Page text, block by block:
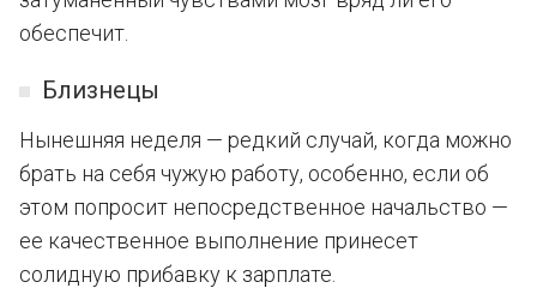
обеспечит.
Близнецы
Нынешняя неделя — редкий случай, когда можно
брать на себя чужую работу, особенно, если об
этом попросит непосредственное начальство —
ее качественное выполнение принесет
солидную прибавку к зарплате.